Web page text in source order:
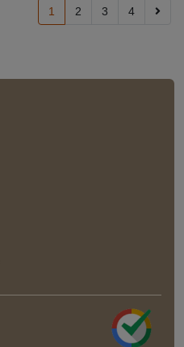
1 2 3 4